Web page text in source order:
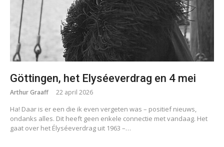
Göttingen, het Elyséeverdrag en 4 mei
Arthur Graaff 22 april 2026
Ha! Daar is er een die ik even vergeten was – positief nieuws,
ondanks alles. Dit heeft geen enkele connectie met vandaag. Het
gaat over het Élyséeverdrag uit 1963 –…